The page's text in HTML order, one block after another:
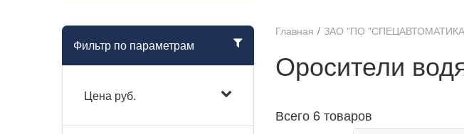
Фильтр по параметрам
Цена руб.
Главная / ЗАО "ПО
Оросители
Всего 6 товаров